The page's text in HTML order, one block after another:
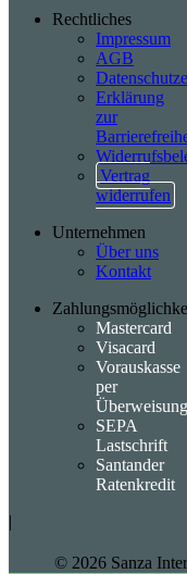
Rechtliches
Impressum
AGB
Erklärung
zur
Vertrag
widerrufen
Unternehmen
Über uns
Kontakt
Mastercard
Visacard
Vorauskasse
per
Überweisung
SEPA
Lastschrift
Santander
Ratenkredit
|
© 2026 Sanza